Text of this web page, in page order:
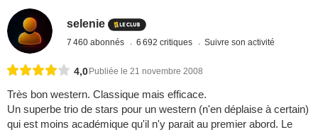
selenie
7 460 abonnés 6 692 critiques Suivre son activité
4,0 Publiée le 21 novembre 2008
Très bon western. Classique mais efficace.
Un superbe trio de stars pour un western (n'en déplaise à certain)
qui est moins académique qu'il n'y parait au premier abord. Le